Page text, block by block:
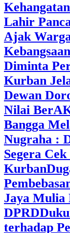
Kehangatan
Lahir
Ajak
Kebangsaan
Diminta
Kurban
Dewan
Nilai
Bangga
Nugraha :
Segera
Kurban
Jaya Mulia
DPRD
terhadap